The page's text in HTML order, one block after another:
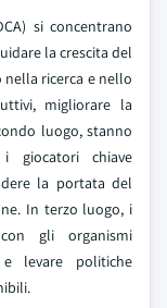
si concentrano
la crescita del
ricerca e nello
migliorare la
luogo, stanno
giocatori chiave
la portata del
In terzo luogo, i
gli organismi
levare politiche